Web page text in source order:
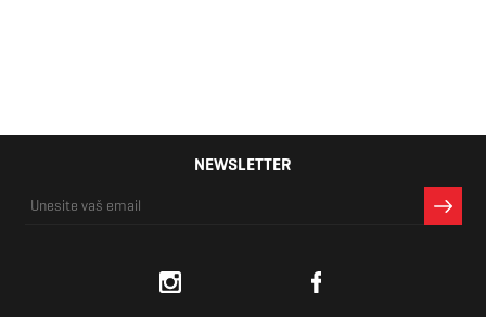
NEWSLETTER